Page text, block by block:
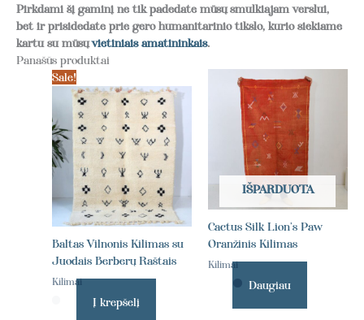
Pirkdami šį gaminį ne tik padedate mūsų smulkiajam verslui,
bet ir prisidedate prie gero humanitarinio tikslo, kurio siekiame
kartu su mūsųvietiniais amatininkais.
Panašūs produktai
Sale!
Baltas Vilnonis Kilimas su
Juodais Berberų Raštais
Kilimai
Į krepšelį
IŠPARDUOTA
Cactus Silk Lion’s Paw
Oranžinis Kilimas
Kilimai
Daugiau